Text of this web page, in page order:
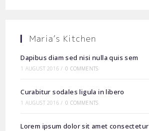
Maria’s Kitchen
Dapibus diam sed nisi nulla quis sem
1 AUGUST 2016 / 0 COMMENTS
Curabitur sodales ligula in libero
1 AUGUST 2016 / 0 COMMENTS
Lorem ipsum dolor sit amet consectetur